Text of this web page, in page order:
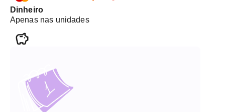
Dinheiro
Apenas nas unidades